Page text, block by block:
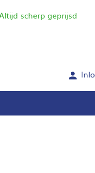
scherp geprijsd
person